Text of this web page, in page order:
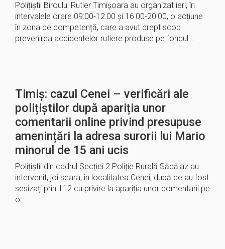
Polițiștii Biroului Rutier Timișoara au organizat ieri, în
intervalele orare 09:00-12:00 și 16:00-20:00, o acțiune
în zona de competență, care a avut drept scop
prevenirea accidentelor rutiere produse pe fondul…
Timiș: cazul Cenei – verificări ale
polițiștilor după apariția unor
comentarii online privind presupuse
amenințări la adresa surorii lui Mario
minorul de 15 ani ucis
Polițiștii din cadrul Secției 2 Poliție Rurală Săcălaz au
intervenit, joi seara, în localitatea Cenei, după ce au fost
sesizați prin 112 cu privire la apariția unor comentarii pe
o…